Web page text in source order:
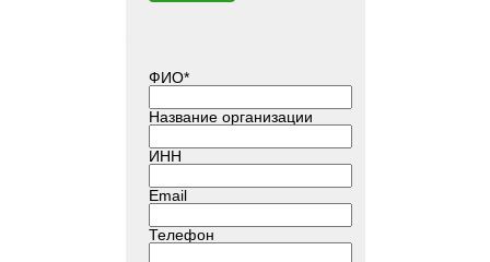
ФИО*
Название организации
ИНН
Email
Телефон